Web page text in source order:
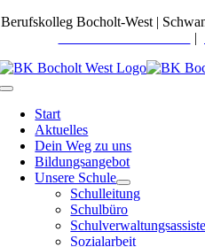
Zum
Berufskolleg Bocholt-West |
|
Toggle
Navigation
Start
Aktuelles
Dein Weg zu uns
Bildungsangebot
Unsere Schule
Schulleitung
Schulbüro
Sozialarbeit